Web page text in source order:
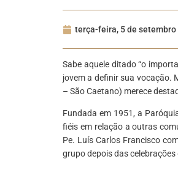
terça-feira, 5 de setembro
Sabe aquele ditado “o
jovem a definir sua vocação.
– São Caetano) merece
Fundada em 1951, a
fiéis em relação a outras
Pe. Luís Carlos Francisco
grupo depois das